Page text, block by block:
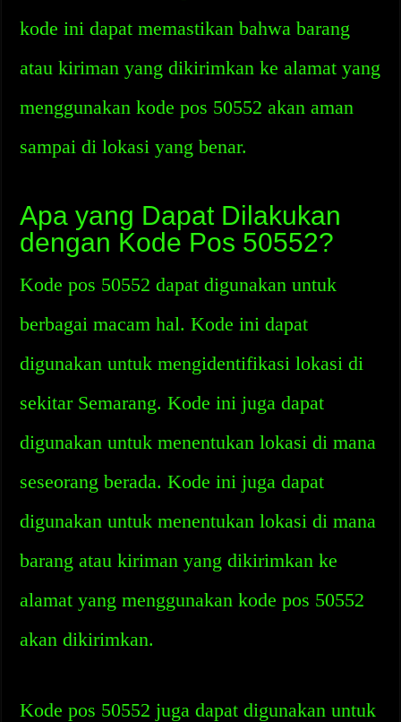
kode ini dapat memastikan bahwa barang
atau kiriman yang dikirimkan ke alamat yang
menggunakan kode pos 50552 akan aman
sampai di lokasi yang benar.
Apa yang Dapat Dilakukan
dengan Kode Pos 50552?
Kode pos 50552 dapat digunakan untuk
berbagai macam hal. Kode ini dapat
digunakan untuk mengidentifikasi lokasi di
sekitar Semarang. Kode ini juga dapat
digunakan untuk menentukan lokasi di mana
seseorang berada. Kode ini juga dapat
digunakan untuk menentukan lokasi di mana
barang atau kiriman yang dikirimkan ke
alamat yang menggunakan kode pos 50552
akan dikirimkan.
Kode pos 50552 juga dapat digunakan untuk